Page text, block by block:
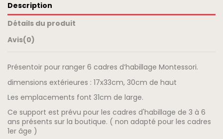
Description
Détails du produit
Avis(0)
Présentoir pour ranger 6 cadres d’habillage Montessori.
dimensions extérieures : 17x33cm, 30cm de haut
Les emplacements font 31cm de large.
Ce support est prévu pour les cadres d'habillage de 3 à 6
ans présents sur la boutique. ( non adapté pour les cadres
1er âge )